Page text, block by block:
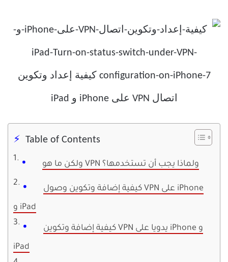
Table of Contents
ولكن ما هو VPN ولماذا يجب أن تستخدمها؟
كيفية إضافة وتكوين وصول VPN على iPhone
و iPad
كيفية إضافة وتكوين VPN يدويا على iPhone و
iPad